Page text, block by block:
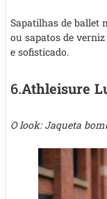
Sapatilhas de ballet
ou sapatos de
e sofisticado.
6.Athleisure
O look: Jaqueta